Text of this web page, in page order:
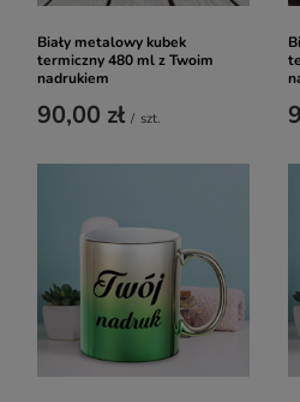
Biały metalowy kubek
termiczny 480 ml z Twoim
nadrukiem
90,00 zł / szt.